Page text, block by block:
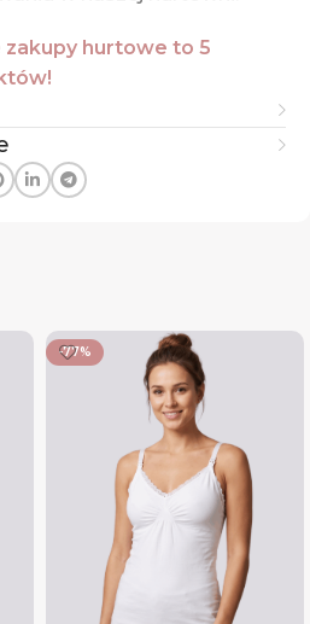
zakupy hurtowe to 5
-77%